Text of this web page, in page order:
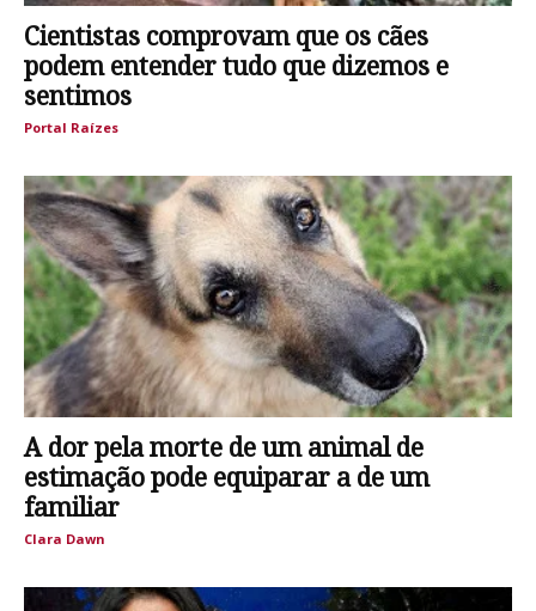
Cientistas comprovam que os cães
podem entender tudo que dizemos e
sentimos
Portal Raízes
A dor pela morte de um animal de
estimação pode equiparar a de um
familiar
Clara Dawn